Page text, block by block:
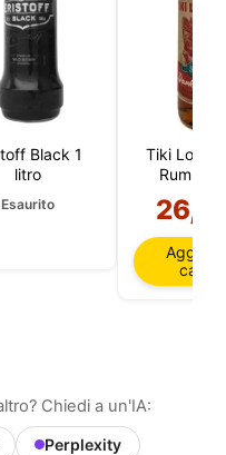
Black 1
litro
Esaurito
Tiki
Rum
Chiedi a un'IA:
Perplexity